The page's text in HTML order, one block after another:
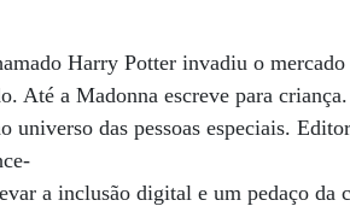
Harry Potter invadiu o
Até a Madonna escreve para
universo das pessoas especiais.
a inclusão digital e um pedaço da